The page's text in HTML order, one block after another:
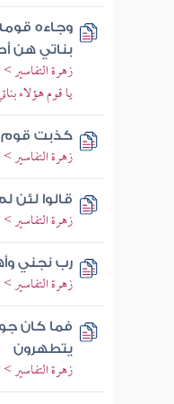
وجاءه
بناتي هن
زهرة التفاسير
يا قوم هؤلاء
كذبت قوم
زهرة التفاسير
قالوا لئن
زهرة التفاسير
رب نجني
زهرة التفاسير
فما كان
يتطهرون
زهرة التفاسير